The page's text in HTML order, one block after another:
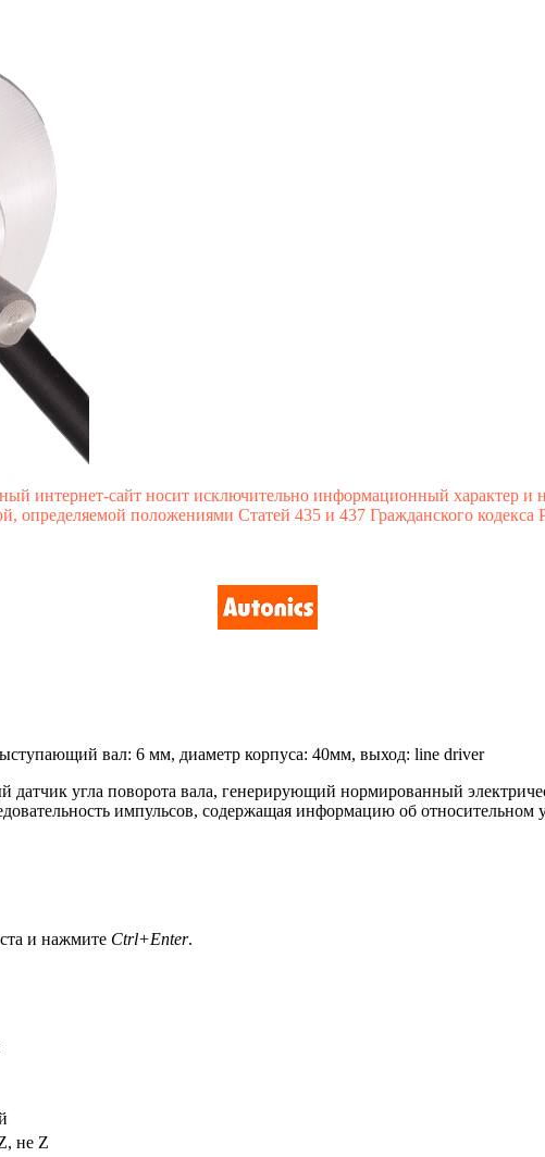
интернет-сайт носит исключительно информационный характер
определяемой положениями Статей 435 и 437 Гражданского кодекса
вал: 6 мм, диаметр корпуса: 40мм, выход: line driver
угла поворота вала, генерирующий нормированный
импульсов, содержащая информацию об относительном
и нажмите Ctrl+Enter.
не Z